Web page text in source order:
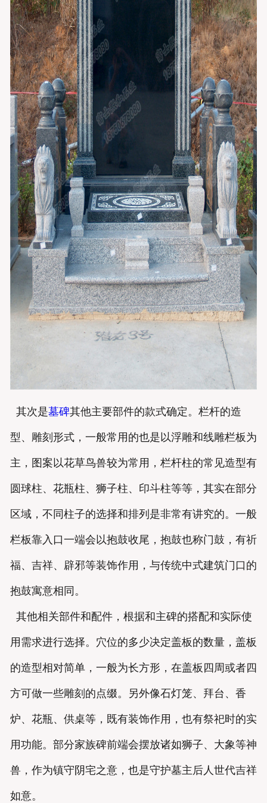
其次是墓碑其他主要部件的款式确定。栏杆的造
型、雕刻形式，一般常用的也是以浮雕和线雕栏板为
主，图案以花草鸟兽较为常用，栏杆柱的常见造型有
圆球柱、花瓶柱、狮子柱、印斗柱等等，其实在部分
区域，不同柱子的选择和排列是非常有讲究的。一般
栏板靠入口一端会以抱鼓收尾，抱鼓也称门鼓，有祈
福、吉祥、辟邪等装饰作用，与传统中式建筑门口的
抱鼓寓意相同。
其他相关部件和配件，根据和主碑的搭配和实际使
用需求进行选择。穴位的多少决定盖板的数量，盖板
的造型相对简单，一般为长方形，在盖板四周或者四
方可做一些雕刻的点缀。另外像石灯笼、拜台、香
炉、花瓶、供桌等，既有装饰作用，也有祭祀时的实
用功能。部分家族碑前端会摆放诸如狮子、大象等神
兽，作为镇守阴宅之意，也是守护墓主后人世代吉祥
如意。